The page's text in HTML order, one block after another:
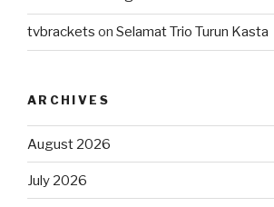
tvbrackets on Selamat Trio Turun Kasta
ARCHIVES
August 2026
July 2026